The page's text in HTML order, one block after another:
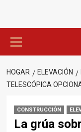
principal
HOGAR ELEVACIÓN
TELESCÓPICA
CONSTRUCCIÓN
La grúa